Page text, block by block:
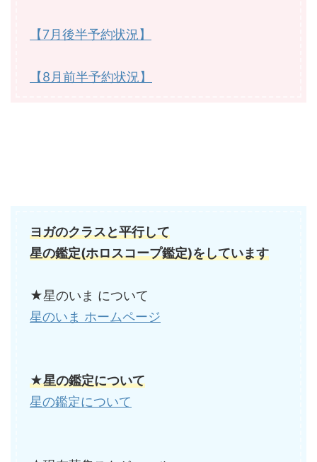
【7月後半予約状況】
【8月前半予約状況】
ヨガのクラスと平行して
星の鑑定(ホロスコープ鑑定)をしています
★星のいま について
星のいま ホームページ
★星の鑑定について
星の鑑定について